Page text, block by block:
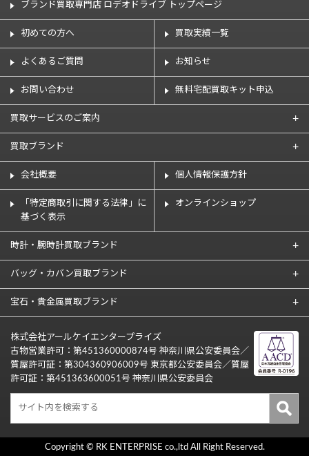
ブランド買取専門店 ロデオドライブ トップページ
初めての方へ 買取実績一覧
よくあるご質問 お知らせ
お問い合わせ 無料宅配買取キット申込
買取サービスのご案内
買取ブランド
会社概要 個人情報保護方針
「特定商取引に関する法律」に
基づく表示
オンラインショップ
時計・腕時計買取ブランド
バッグ・カバン買取ブランド
宝石・貴金属買取ブランド
株式会社アールケイエンタープライズ
古物営業許可：第451360000874号 神奈川県公安委員会／
質屋許可証：第304360906009号 東京都公安委員会／質屋
許可証：第451363600051号 神奈川県公安委員会
Copyright © RK ENTERPRISE co.,ltd All Right Reserved.